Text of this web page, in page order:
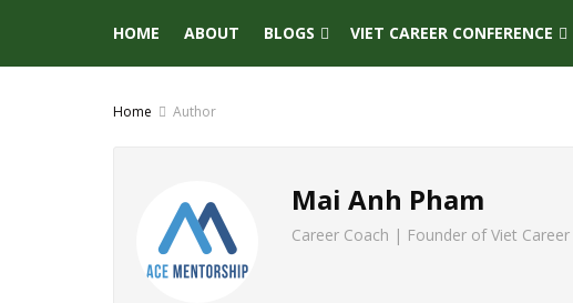
HOME ABOUT BLOGS VIET CAREER CONFERENCE
Home Author
Mai Anh Pham
Career Coach | Founder of Viet Career